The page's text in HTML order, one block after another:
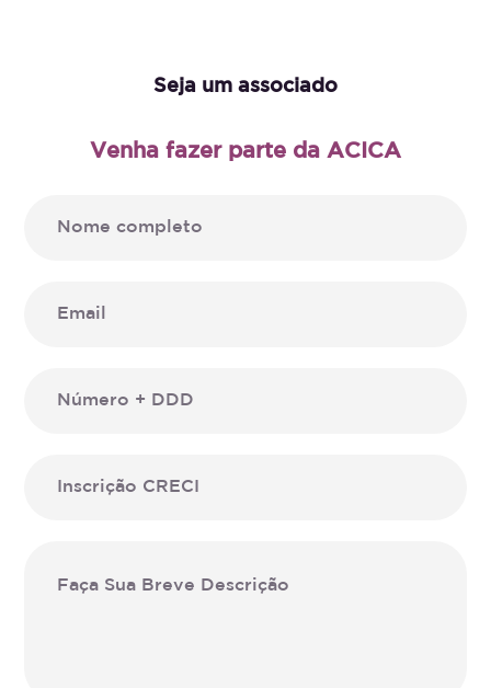
Seja um associado
Venha fazer parte da ACICA